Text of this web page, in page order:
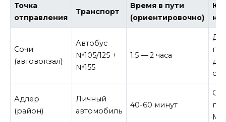
Точка
отправления
Транспорт
Время в пути
(ориентировочно)
Сочи
(автовокзал)
Автобус
№105/125 +
№155
1.5 — 2 часа
Адлер
(район)
Личный
автомобиль
40-60 минут